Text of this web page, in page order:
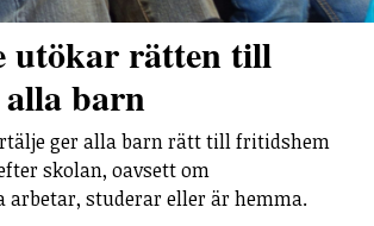
utökar rätten till
barn
ger alla barn rätt till fritidshem
skolan, oavsett om
arbetar, studerar eller är hemma.